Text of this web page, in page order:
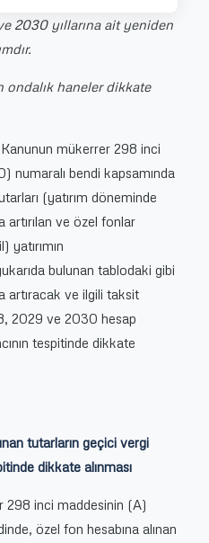
2030 yıllarına ait yeniden
ondalık haneler dikkate
mükerrer 298 inci
numaralı bendi kapsamında
(yatırım döneminde
artırılan ve özel fonlar
yatırımın
bulunan tablodaki gibi
artıracak ve ilgili taksit
2029 ve 2030 hesap
tespitinde dikkate
tutarların geçici vergi
dikkate alınması
298 inci maddesinin (A)
özel fon hesabına alınan